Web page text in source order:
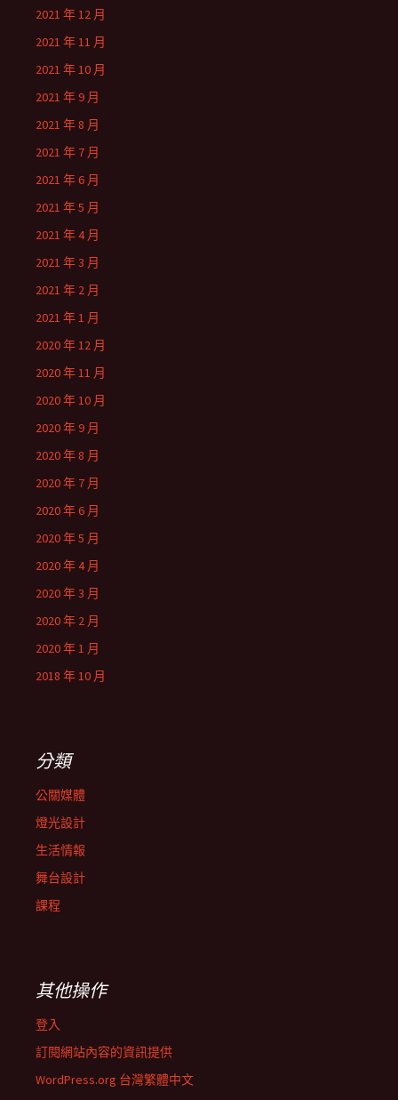
2021 年 12 月
2021 年 11 月
2021 年 10 月
2021 年 9 月
2021 年 8 月
2021 年 7 月
2021 年 6 月
2021 年 5 月
2021 年 4 月
2021 年 3 月
2021 年 2 月
2021 年 1 月
2020 年 12 月
2020 年 11 月
2020 年 10 月
2020 年 9 月
2020 年 8 月
2020 年 7 月
2020 年 6 月
2020 年 5 月
2020 年 4 月
2020 年 3 月
2020 年 2 月
2020 年 1 月
2018 年 10 月
分類
公關媒體
燈光設計
生活情報
舞台設計
課程
其他操作
登入
訂閱網站內容的資訊提供
WordPress.org 台灣繁體中文